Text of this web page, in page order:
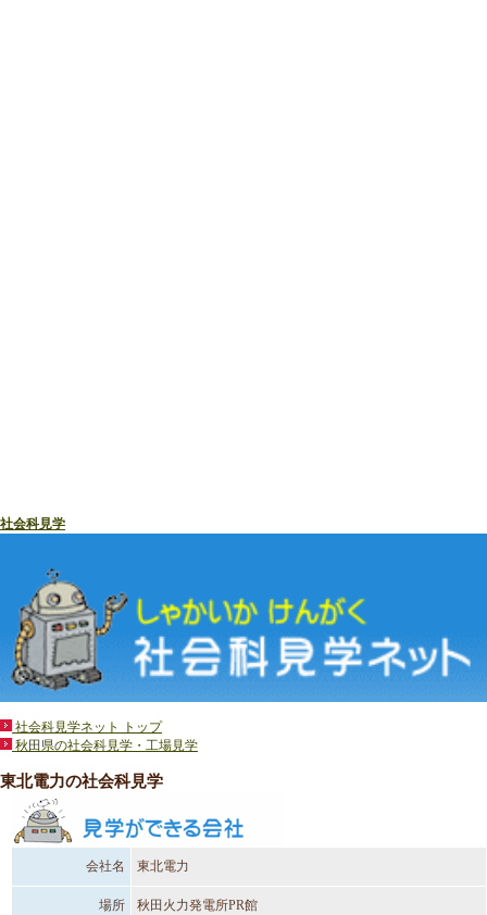
社会科見学
社会科見学ネット トップ
秋田県の社会科見学・工場見学
東北電力の社会科見学
会社名 東北電力
場所 秋田火力発電所PR館